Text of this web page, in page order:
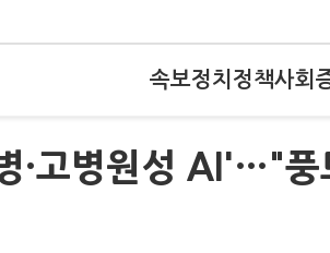
속보정치 정책사회
·고병원성 AI'…"풍